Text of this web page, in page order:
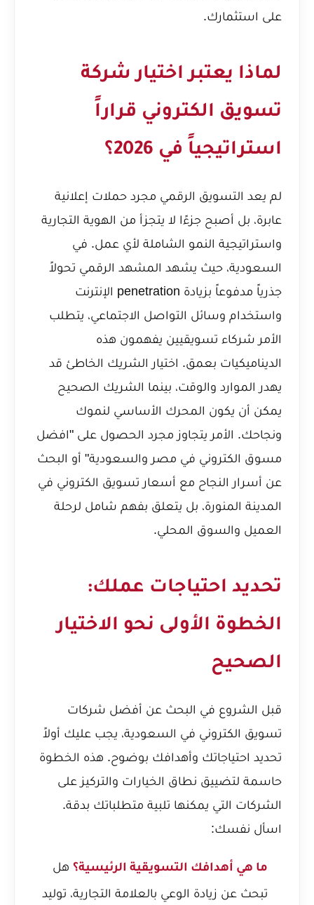
على استثمارك.
لماذا يعتبر اختيار شركة
تسويق الكتروني قراراً
استراتيجياً في 2026؟
لم يعد التسويق الرقمي مجرد حملات إعلانية
عابرة، بل أصبح جزءًا لا يتجزأ من الهوية التجارية
واستراتيجية النمو الشاملة لأي عمل. في
السعودية، حيث يشهد المشهد الرقمي تحولاً
جذرياً مدفوعاً بزيادة penetration الإنترنت
واستخدام وسائل التواصل الاجتماعي، يتطلب
الأمر شركاء تسويقيين يفهمون هذه
الديناميكيات بعمق. اختيار الشريك الخاطئ قد
يهدر الموارد والوقت، بينما الشريك الصحيح
يمكن أن يكون المحرك الأساسي لنموك
ونجاحك. الأمر يتجاوز مجرد الحصول على "افضل
مسوق الكتروني في مصر والسعودية" أو البحث
عن أسرار النجاح مع أسعار تسويق الكتروني في
المدينة المنورة، بل يتعلق بفهم شامل لرحلة
العميل والسوق المحلي.
تحديد احتياجات عملك:
الخطوة الأولى نحو الاختيار
الصحيح
قبل الشروع في البحث عن أفضل شركات
تسويق الكتروني في السعودية، يجب عليك أولاً
تحديد احتياجاتك وأهدافك بوضوح. هذه الخطوة
حاسمة لتضييق نطاق الخيارات والتركيز على
الشركات التي يمكنها تلبية متطلباتك بدقة.
اسأل نفسك:
ما هي أهدافك التسويقية الرئيسية؟ هل
تبحث عن زيادة الوعي بالعلامة التجارية، توليد